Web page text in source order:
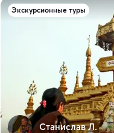
Экскурсионные туры
Станислав Л.